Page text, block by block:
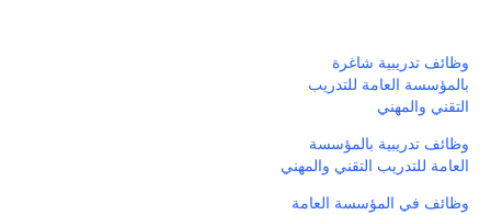
وظائف تدريبية شاغرة
بالمؤسسة العامة للتدريب
التقني والمهني
وظائف تدريبية بالمؤسسة
العامة للتدريب التقني والمهني
وظائف في المؤسسة العامة